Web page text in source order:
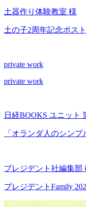
土器作り体験教室 様
土の子2周年記念ポス
private work
private work
日経BOOKS ユニット
「オランダ人のシン
プレジデント社編集部
プレジデントFamily